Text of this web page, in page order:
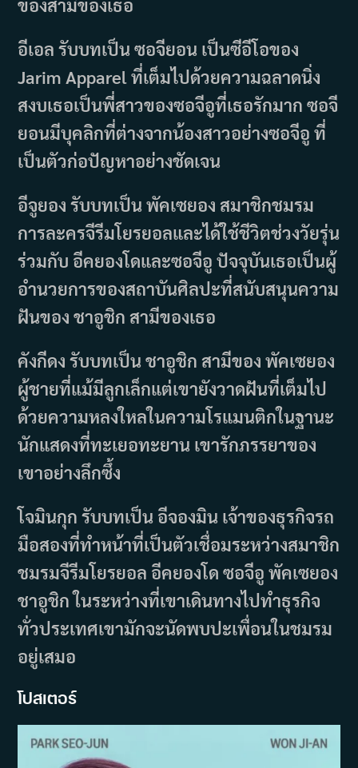
ของสามีของเธอ
อีเอล รับบทเป็น ซอจียอน เป็นซีอีโอของ
Jarim Apparel ที่เต็มไปด้วยความฉลาดนิ่ง
สงบเธอเป็นพี่สาวของซอจีอูที่เธอรักมาก ซอจี
ยอนมีบุคลิกที่ต่างจากน้องสาวอย่างซอจีอู ที่
เป็นตัวก่อปัญหาอย่างชัดเจน
อีจูยอง รับบทเป็น พัคเซยอง สมาชิกชมรม
การละครจีรีมโยรยอลและได้ใช้ชีวิตช่วงวัยรุ่น
ร่วมกับ อีคยองโดและซอจีอู ปัจจุบันเธอเป็นผู้
อำนวยการของสถาบันศิลปะที่สนับสนุนความ
ฝันของ ชาอูชิก สามีของเธอ
คังกีดง รับบทเป็น ชาอูชิก สามีของ พัคเซยอง
ผู้ชายที่แม้มีลูกเล็กแต่เขายังวาดฝันที่เต็มไป
ด้วยความหลงใหลในความโรแมนติกในฐานะ
นักแสดงที่ทะเยอทะยาน เขารักภรรยาของ
เขาอย่างลึกซึ้ง
โจมินกุก รับบทเป็น อีจองมิน เจ้าของธุรกิจรถ
มือสองที่ทำหน้าที่เป็นตัวเชื่อมระหว่างสมาชิก
ชมรมจีรีมโยรยอล อีคยองโด ซอจีอู พัคเซยอง
ชาอูชิก ในระหว่างที่เขาเดินทางไปทำธุรกิจ
ทั่วประเทศเขามักจะนัดพบปะเพื่อนในชมรม
อยู่เสมอ
โปสเตอร์